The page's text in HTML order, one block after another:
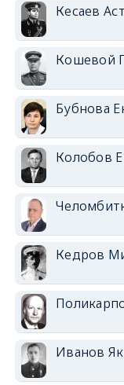
Кесаев
Кошевой
Бубнова
Колобов
Кедров
Иванов